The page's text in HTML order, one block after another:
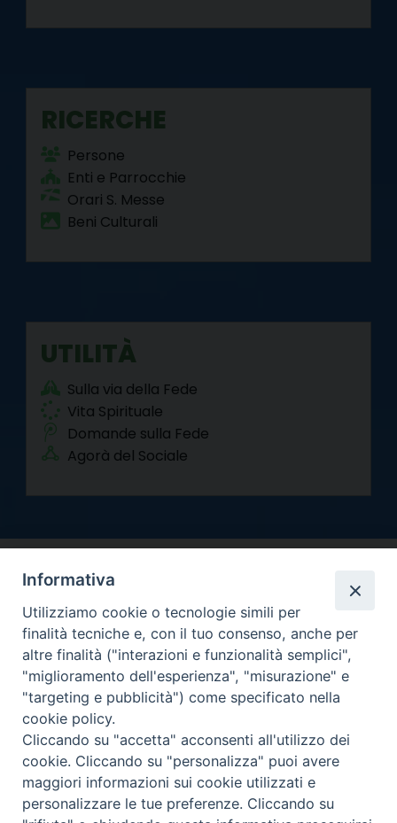
RICERCHE
Persone
Enti e Parrocchie
Orari S. Messe
Beni Culturali
UTILITÀ
Sulla via della Fede
Vita Spirituale
Domande sulla Fede
Agorà del Sociale
Facebook
TwitterYouTube
Instagram
RSS
FEED
Newsletter
Arcidiocesi di Torino
Curia metropolitana
Via dell'Arcivescovado 12 - 10121 Torino
Centralino tel. 011.51.56.300
Copyright 2000-2026 -Informativa privacy
Informativa
Utilizziamo cookie o tecnologie simili per
finalità tecniche e, con il tuo consenso, anche per
altre finalità ("interazioni e funzionalità semplici",
"miglioramento dell'esperienza", "misurazione" e
"targeting e pubblicità") come specificato nella
cookie policy.
Cliccando su "accetta" acconsenti all'utilizzo dei
cookie. Cliccando su "personalizza" puoi avere
maggiori informazioni sui cookie utilizzati e
personalizzare le tue preferenze. Cliccando su